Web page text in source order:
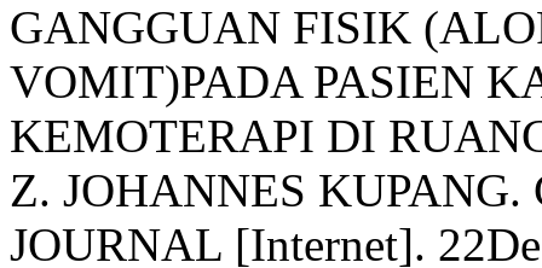
GANGGUAN FISIK
VOMIT)PADA PASIEN
KEMOTERAPI DI
Z. JOHANNES
JOURNAL [Internet].